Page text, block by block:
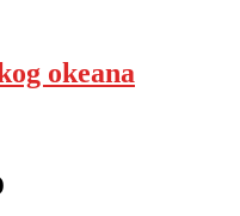
okeana